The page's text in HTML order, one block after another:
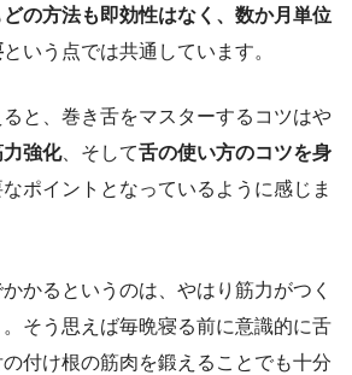
どの方法も即効性はなく、数か月単位
という点では共通しています。
と、巻き舌をマスターするコツはや
強化、そして舌の使い方のコツを身
ポイントとなっているように感じま
かるというのは、やはり筋力がつく
そう思えば毎晩寝る前に意識的に舌
付け根の筋肉を鍛えることでも十分